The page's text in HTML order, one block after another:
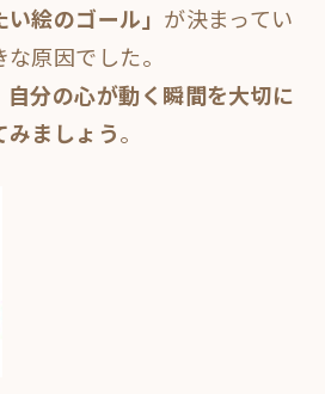
い絵のゴール」 が決まってい
原因でした。
自分の心が動く瞬間を大切に
ましょう。